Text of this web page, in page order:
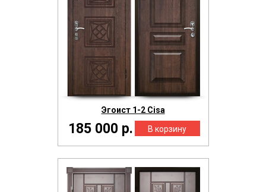
Эгоист 1-2 Cisa
185 000 р.